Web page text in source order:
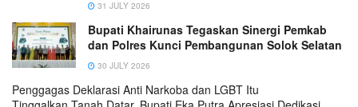
31 JULY 2026
Bupati Khairunas Tegaskan Sinergi Pemkab
dan Polres Kunci Pembangunan Solok Selatan
30 JULY 2026
Penggagas Deklarasi Anti Narkoba dan LGBT Itu